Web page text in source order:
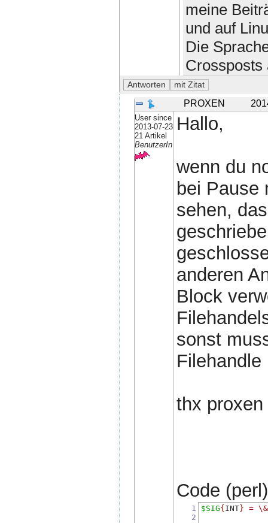
meine
und auf
Die
PROXEN
User since
2013-07-23
21 Artikel
BenutzerIn
Hallo,
wenn du
bei Pause
sehen,
anderen
Block
sonst
thx proxen
Code
1
2
$SIG{ INT } = \&